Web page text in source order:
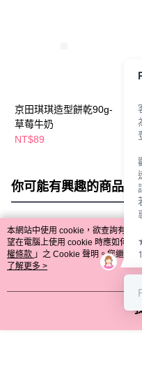
京田琪琪造型餅乾90g-
草莓牛奶
NT$89
新
你可能有興趣的商品
熱門標籤
本網站中使用 cookie，欲查詢有關
望在電腦上使用 cookie 時應如何變
權條款 」之 Cookie 聲明。您繼續
用條款之 Cookie 聲明使用 cookie。
了解更多 >